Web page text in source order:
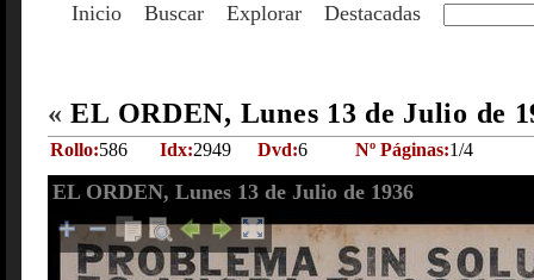
Inicio Buscar Explorar Destacadas
« EL ORDEN, Lunes 13 de Julio de
Rollo:586 Idx:2949 Dvd:6 Nº Páginas:1/4
EL ORDEN, Lunes 13 de Julio de 1936